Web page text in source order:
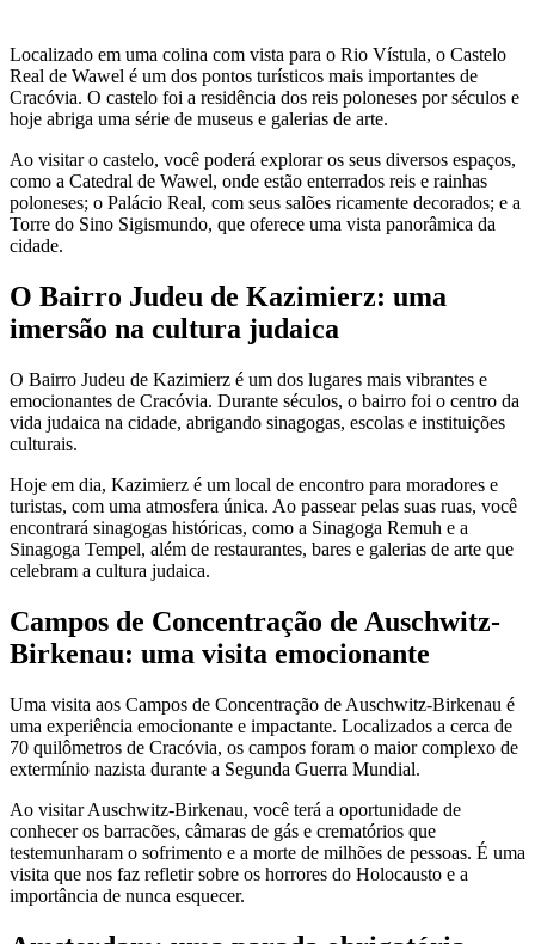
Localizado em uma colina com vista para o Rio Vístula, o Castelo
Real de Wawel é um dos pontos turísticos mais importantes de
Cracóvia. O castelo foi a residência dos reis poloneses por séculos e
hoje abriga uma série de museus e galerias de arte.
Ao visitar o castelo, você poderá explorar os seus diversos espaços,
como a Catedral de Wawel, onde estão enterrados reis e rainhas
poloneses; o Palácio Real, com seus salões ricamente decorados; e a
Torre do Sino Sigismundo, que oferece uma vista panorâmica da
cidade.
O Bairro Judeu de Kazimierz: uma
imersão na cultura judaica
O Bairro Judeu de Kazimierz é um dos lugares mais vibrantes e
emocionantes de Cracóvia. Durante séculos, o bairro foi o centro da
vida judaica na cidade, abrigando sinagogas, escolas e instituições
culturais.
Hoje em dia, Kazimierz é um local de encontro para moradores e
turistas, com uma atmosfera única. Ao passear pelas suas ruas, você
encontrará sinagogas históricas, como a Sinagoga Remuh e a
Sinagoga Tempel, além de restaurantes, bares e galerias de arte que
celebram a cultura judaica.
Campos de Concentração de Auschwitz-
Birkenau: uma visita emocionante
Uma visita aos Campos de Concentração de Auschwitz-Birkenau é
uma experiência emocionante e impactante. Localizados a cerca de
70 quilômetros de Cracóvia, os campos foram o maior complexo de
extermínio nazista durante a Segunda Guerra Mundial.
Ao visitar Auschwitz-Birkenau, você terá a oportunidade de
conhecer os barracões, câmaras de gás e crematórios que
testemunharam o sofrimento e a morte de milhões de pessoas. É uma
visita que nos faz refletir sobre os horrores do Holocausto e a
importância de nunca esquecer.